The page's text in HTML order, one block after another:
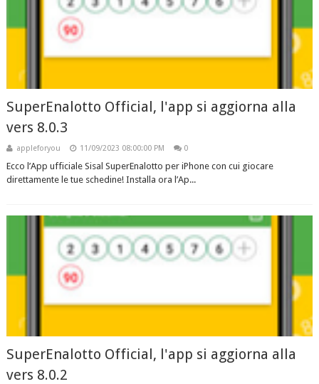
SuperEnalotto Official, l'app si aggiorna alla
vers 8.0.3
appleforyou 11/09/2023 08:00:00 PM 0
Ecco l’App ufficiale Sisal SuperEnalotto per iPhone con cui giocare
direttamente le tue schedine! Installa ora l’Ap...
SuperEnalotto Official, l'app si aggiorna alla
vers 8.0.2